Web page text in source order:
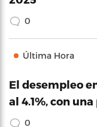
0
Última Hora
El desempleo
al 4.1%, con
0